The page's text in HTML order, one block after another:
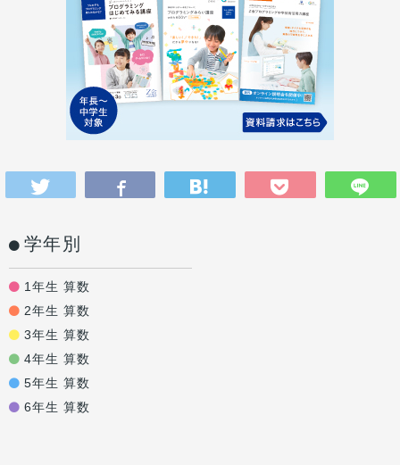
学年別
1年生 算数
2年生 算数
3年生 算数
4年生 算数
5年生 算数
6年生 算数